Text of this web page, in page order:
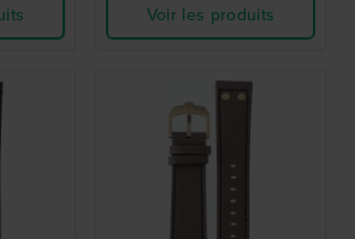
Voir les produits